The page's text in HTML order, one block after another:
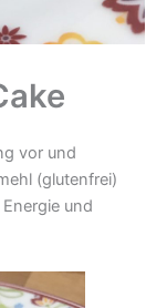
vor und
(glutenfrei)
und